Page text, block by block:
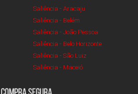
Saliência - Aracaju
Saliência - Belém
Saliência - João Pessoa
Saliência - Belo Horizonte
Saliência - São Luiz
Saliência - Maceió